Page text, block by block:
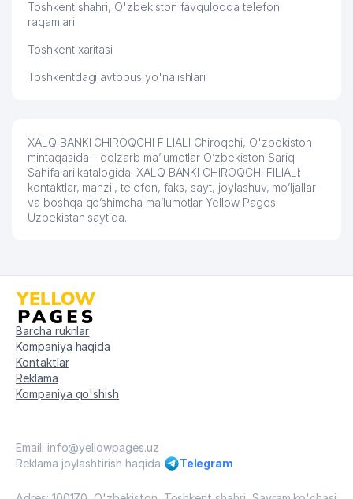
Toshkent shahri, O'zbekiston favqulodda telefon
raqamlari
Toshkent xaritasi
Toshkentdagi avtobus yo'nalishlari
XALQ BANKI CHIROQCHI FILIALI Chiroqchi, O'zbekiston
mintaqasida – dolzarb ma’lumotlar O’zbekiston Sariq
Sahifalari katalogida. XALQ BANKI CHIROQCHI FILIALI:
kontaktlar, manzil, telefon, faks, sayt, joylashuv, mo’ljallar
va boshqa qo’shimcha ma’lumotlar Yellow Pages
Uzbekistan saytida.
Barcha ruknlar
Kompaniya haqida
Kontaktlar
Reklama
Kompaniya qo'shish
Email: info@yellowpages.uz
Reklama joylashtirish haqida
Telegram